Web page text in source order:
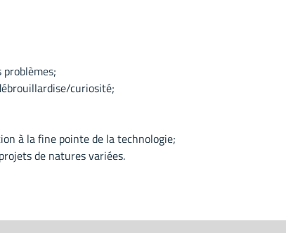
problèmes;
curiosité;
à la fine pointe de la technologie;
de natures variées.